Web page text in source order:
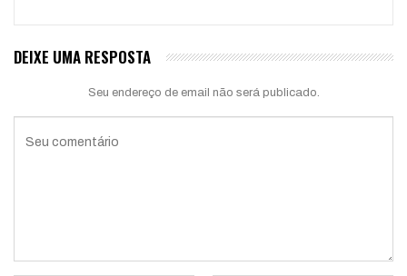
DEIXE UMA RESPOSTA
Seu endereço de email não será publicado.